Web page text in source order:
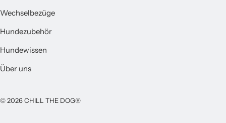
Wechselbezüge
Hundezubehör
Hundewissen
Über uns
© 2026 CHILL THE DOG®